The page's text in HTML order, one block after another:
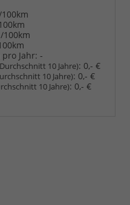
100km
Jahr: -
10 Jahre): 0,- €
10 Jahre): 0,- €
10 Jahre): 0,- €